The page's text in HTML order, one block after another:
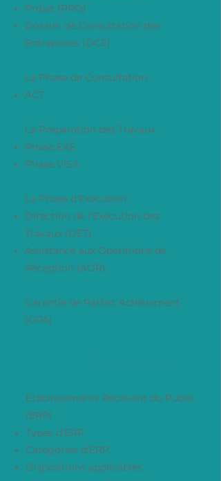
Projet (PRO)
Dossier de Consultation des
Entreprises (DCE)
La Phase de Consultation :
ACT
La Préparation des Travaux :
Phase EXE
Phase VISA
La Phase d'Exécution :
Direction de l'Exécution des
Travaux (DET)
Assistance aux Opérations de
Réception (AOR)
Garantie de Parfait Achèvement
(GPA)
Etablissements Recevant du Public
(ERP) :
Types d'ERP
Catégories d'ERP
Dispositions applicables